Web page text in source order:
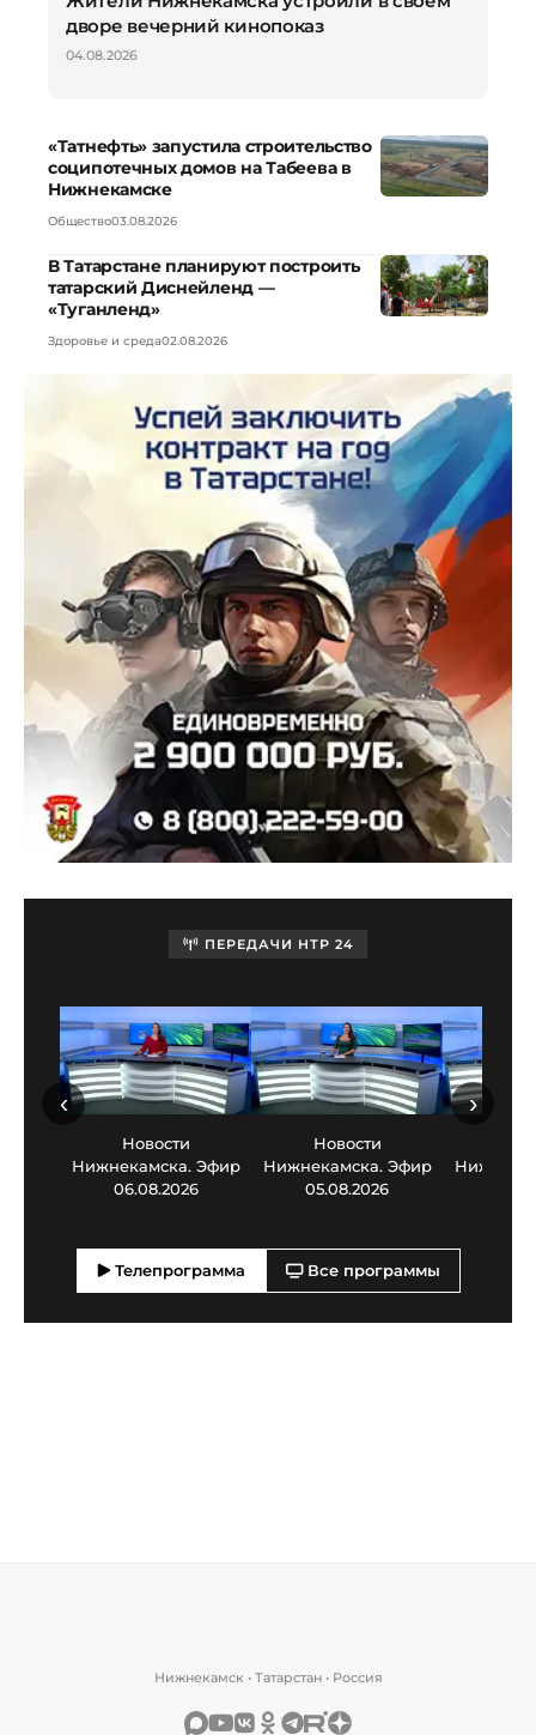
дворе вечерний кинопоказ
04.08.2026
«Татнефть» запустила строительство
соципотечных домов на Табеева в
Нижнекамске
Общество03.08.2026
В Татарстане планируют построить
татарский Диснейленд —
«Туганленд»
Здоровье и среда02.08.2026
ПЕРЕДАЧИ НТР 24
Новости
Нижнекамска. Эфир
06.08.2026
Новости
Нижнекамска. Эфир
05.08.2026
‹ ›
Телепрограмма Все программы
Нижнекамск • Татарстан • Россия